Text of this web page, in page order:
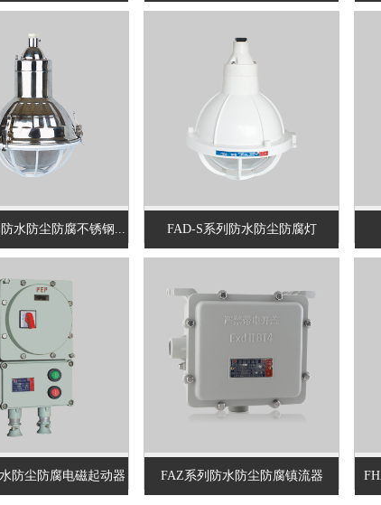
水防尘防腐不锈钢... FAD-S系列防水防尘防腐灯
防尘防腐电磁起动器 FAZ系列防水防尘防腐镇流器